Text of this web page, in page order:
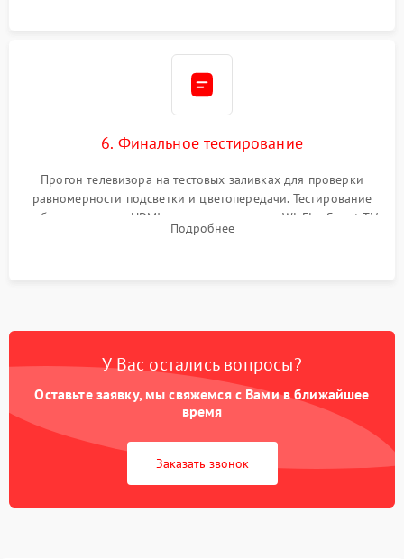
6. Финальное тестирование
Прогон телевизора на тестовых заливках для проверки
равномерности подсветки и цветопередачи. Тестирование
работы разъемов HDMI, динамиков, модуля Wi-Fi и Smart TV
в рабочем режиме в течение нескольких часов.
Подробнее
У Вас остались вопросы?
Оставьте заявку, мы свяжемся с Вами в ближайшее
время
Заказать звонок